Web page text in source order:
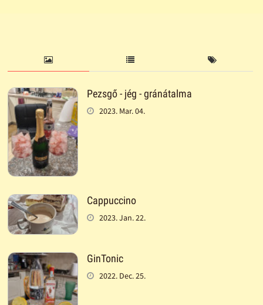
Pezsgő - jég - gránátalma
2023. Mar. 04.
Cappuccino
2023. Jan. 22.
GinTonic
2022. Dec. 25.